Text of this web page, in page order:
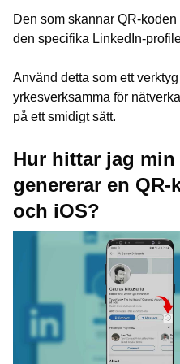
Den som skannar QR-
den specifika LinkedIn-
Använd detta som ett
yrkesverksamma för
på ett smidigt sätt.
Hur hittar jag
genererar en
och iOS?